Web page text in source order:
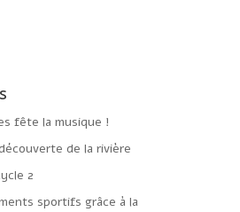
fête la musique !
de la rivière
2
sportifs grâce à la